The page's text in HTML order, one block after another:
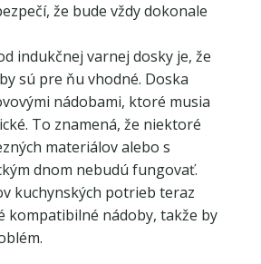
že bude vždy dokonale
indukčnej varnej dosky je, že
sú pre ňu vhodné. Doska
nádobami, ktoré musia
To znamená, že niektoré
materiálov alebo s
dnom nebudú fungovať.
kuchynských potrieb teraz
kompatibilné nádoby, takže by